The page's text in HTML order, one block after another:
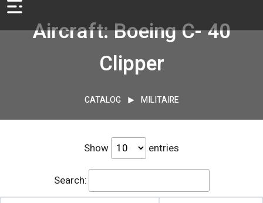
Aircraft: Boeing C- 40
Clipper
CATALOG MILITAIRE
Show entries
Search: